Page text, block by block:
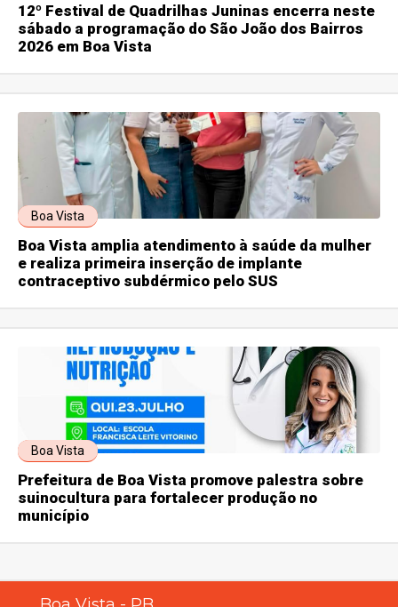
12º Festival de Quadrilhas Juninas encerra neste
sábado a programação do São João dos Bairros
2026 em Boa Vista
Boa Vista
Boa Vista amplia atendimento à saúde da mulher
e realiza primeira inserção de implante
contraceptivo subdérmico pelo SUS
Boa Vista
Prefeitura de Boa Vista promove palestra sobre
suinocultura para fortalecer produção no
município